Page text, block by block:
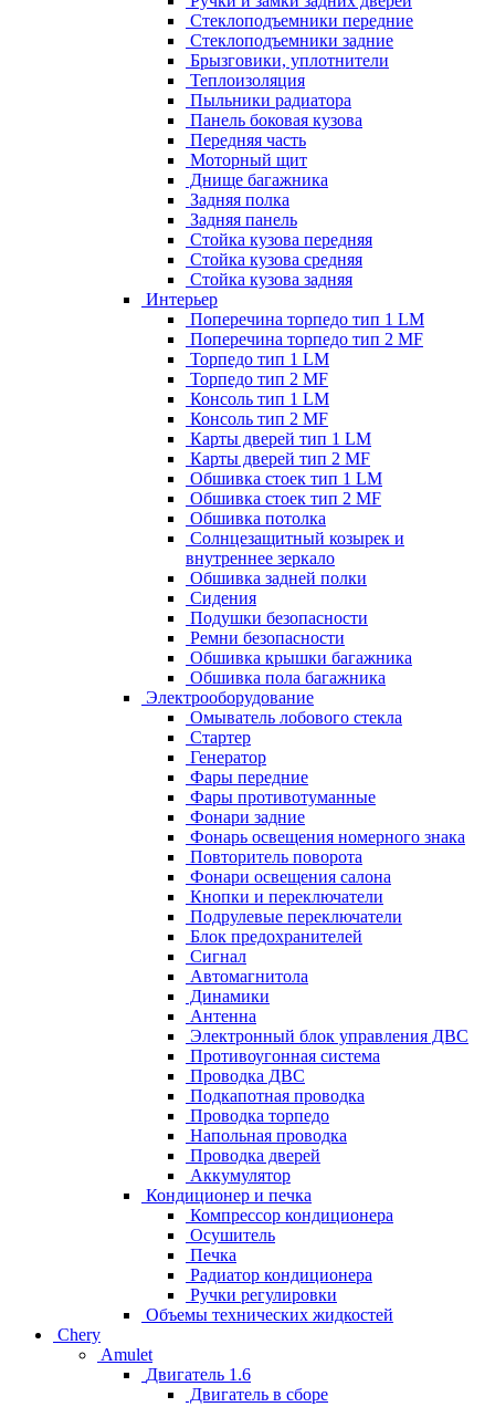
Стеклоподъемники передние
Стеклоподъемники задние
Брызговики, уплотнители
Теплоизоляция
Пыльники радиатора
Панель боковая кузова
Передняя часть
Моторный щит
Днище багажника
Задняя полка
Задняя панель
Стойка кузова передняя
Стойка кузова средняя
Стойка кузова задняя
Интерьер
Поперечина торпедо тип 1 LM
Поперечина торпедо тип 2 MF
Торпедо тип 1 LM
Торпедо тип 2 MF
Консоль тип 1 LM
Консоль тип 2 MF
Карты дверей тип 1 LM
Карты дверей тип 2 MF
Обшивка стоек тип 1 LM
Обшивка стоек тип 2 MF
Обшивка потолка
Солнцезащитный козырек и
внутреннее зеркало
Обшивка задней полки
Сидения
Подушки безопасности
Ремни безопасности
Обшивка крышки багажника
Обшивка пола багажника
Электрооборудование
Омыватель лобового стекла
Стартер
Генератор
Фары передние
Фары противотуманные
Фонари задние
Фонарь освещения номерного знака
Повторитель поворота
Фонари освещения салона
Кнопки и переключатели
Подрулевые переключатели
Блок предохранителей
Сигнал
Автомагнитола
Динамики
Антенна
Электронный блок управления ДВС
Противоугонная система
Проводка ДВС
Подкапотная проводка
Проводка торпедо
Напольная проводка
Проводка дверей
Аккумулятор
Кондиционер и печка
Компрессор кондиционера
Осушитель
Печка
Радиатор кондиционера
Ручки регулировки
Объемы технических жидкостей
Chery
Amulet
Двигатель 1.6
Двигатель в сборе